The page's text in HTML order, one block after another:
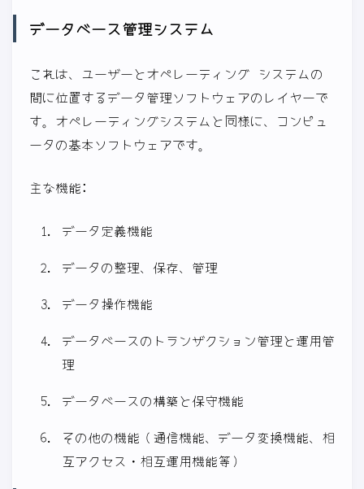
データベース管理システム
これは、ユーザーとオペレーティング システムの
間に位置するデータ管理ソフトウェアのレイヤーで
す。オペレーティングシステムと同様に、コンピュ
ータの基本ソフトウェアです。
主な機能:
データ定義機能
データの整理、保存、管理
データ操作機能
データベースのトランザクション管理と運用管
理
データベースの構築と保守機能
その他の機能（通信機能、データ変換機能、相
互アクセス・相互運用機能等）